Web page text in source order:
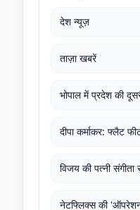
देश न्यूज़
ताज़ा खबरें
भोपाल में प्रदेश की
दीपा कर्माकर: फ्लैट
विजय की पत्नी संगीता
नेटफ्लिक्स की